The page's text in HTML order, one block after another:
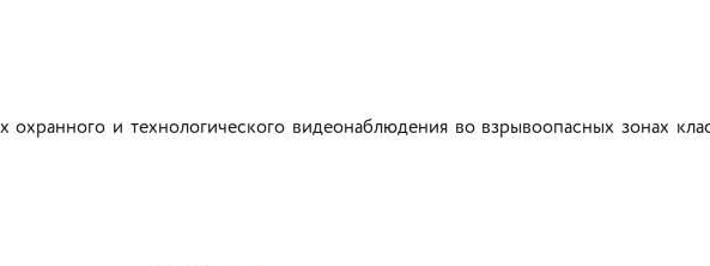
охранного и технологического видеонаблюдения во взрывоопасных зонах